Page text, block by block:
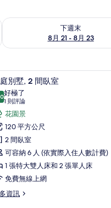
下週末
8月 21 - 8月 23
查看下週末 (8月 21 - 8月 23) 的
| 高級寢具、羽絨被、免費迷你吧物品
14別墅, 2 間臥室
分，滿分 10 分
好極了
1 則評論
(1
則
評
論)
花園景
120 平方公尺
2 間臥室
可容納 6 人 (依實際入住人數計費)
1 張特大雙人床和 2 張單人床
免費無線上網
資訊